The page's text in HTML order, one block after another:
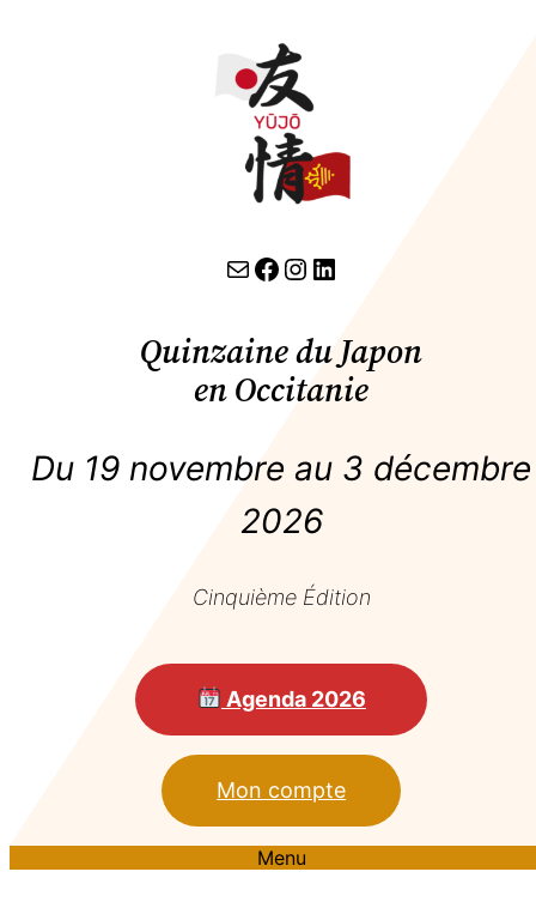
contact par email lien facebook Instagram LinkedIn
Quinzaine du Japon
en Occitanie
Du 19 novembre au 3 décembre
2026
Cinquième Édition
Agenda 2026
Mon compte
Menu